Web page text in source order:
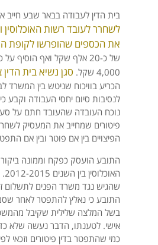
בית הדין לעבודה בבאר שבע
לשחרר לעובד רשות
את הכספים שהופרשו לקופת
של כ-20 אלף שקל ואף הוסיף
4,000 שקל.
סגן נשיא בית
הכריע בוויכוח שניטש בין המשרד
לנסיבות סיום יחסי העבודה וקבע
פיטורים שמחייב את המעסיק
הפיצויים בין אם פוטר ובין אם
התובע הועסק כפקח וממונה
שהגיש נגד משרד הפנים לתשלום
התובע כי נאלץ להתפטר לאחר
בשל המלצה שלילית שקיבל
אישי. לטענתו, הדבר נעשה שלא
כמי שהתפטר בדין פיטורים וזכאי